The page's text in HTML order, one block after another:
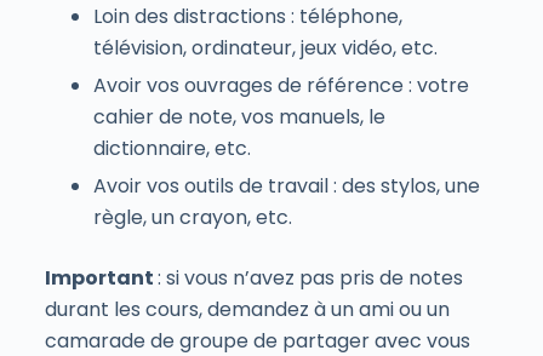
Loin des distractions : téléphone,
télévision, ordinateur, jeux vidéo, etc.
Avoir vos ouvrages de référence : votre
cahier de note, vos manuels, le
dictionnaire, etc.
Avoir vos outils de travail : des stylos, une
règle, un crayon, etc.
Important: si vous n’avez pas pris de notes
durant les cours, demandez à un ami ou un
camarade de groupe de partager avec vous